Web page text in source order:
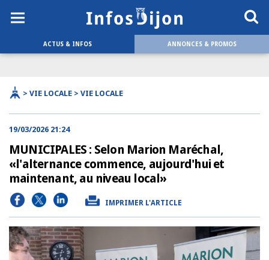
ACTUS & INFOS ANNONCES & PROMOS
> VIE LOCALE > VIE LOCALE
19/03/2026 21:24
MUNICIPALES : Selon Marion Maréchal,
«l'alternance commence, aujourd'hui et
maintenant, au niveau local»
IMPRIMER L'ARTICLE